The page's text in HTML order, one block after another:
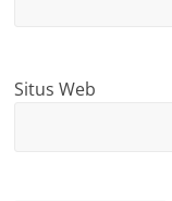
Situs Web